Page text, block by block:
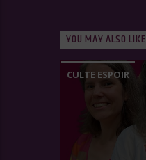
YOU MAY ALSO LIKE
CULTE ESPOIR